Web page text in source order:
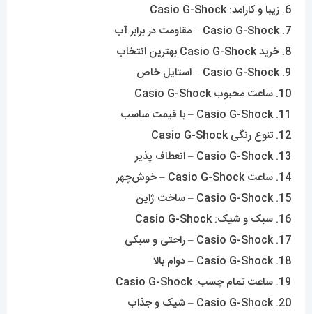
6. زیبا و کارامد: Casio G-Shock
7. Casio G-Shock – مقاومت در برابر آب
8. خرید Casio G-Shock بهترین انتخاب
9. Casio G-Shock – استایل خاص
10. ساعت محبوب Casio G-Shock
11. Casio G-Shock – با قیمت مناسب
12. تنوع رنگی Casio G-Shock
13. Casio G-Shock – انعطاف پذیر
14. ساعت Casio G-Shock – خوش‌چهر
15. Casio G-Shock – ساخت ژاپن
16. سبک و شیک: Casio G-Shock
17. Casio G-Shock – راحتی و سبکی
18. Casio G-Shock – دوام بالا
19. ساعت تمام چسب: Casio G-Shock
20. Casio G-Shock – شیک و جذاب